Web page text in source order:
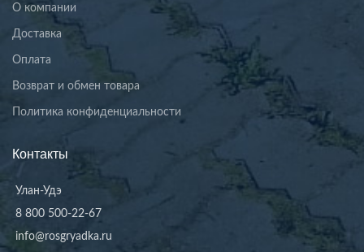
О компании
Доставка
Оплата
Возврат и обмен товара
Политика конфиденциальности
Контакты
Улан-Удэ
8 800 500-22-67
info@rosgryadka.ru